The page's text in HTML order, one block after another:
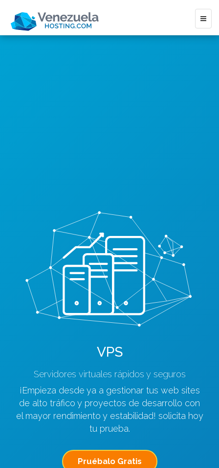
VPS
Servidores virtuales rápidos y seguros
¡Empieza desde ya a gestionar tus web sites
de alto tráfico y proyectos de desarrollo con
el mayor rendimiento y estabilidad! solicita hoy
tu prueba.
Pruébalo Gratis